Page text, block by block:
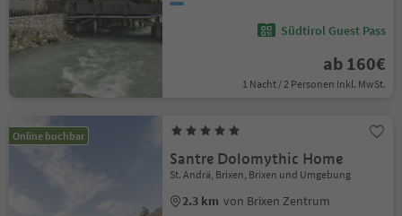
Südtirol Guest Pass
ab 160€
1 Nacht / 2 Personen Inkl. MwSt.
Online buchbar
Santre Dolomythic Home
St. Andrä, Brixen, Brixen und Umgebung
2.3 km von Brixen Zentrum